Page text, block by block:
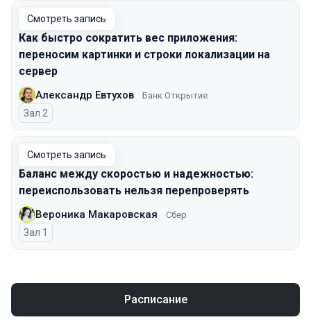
Смотреть запись
Как быстро сократить вес приложения:
переносим картинки и строки локализации на
сервер
Александр Евтухов Банк Открытие
Зал 2
Смотреть запись
Баланс между скоростью и надежностью:
переиспользовать нельзя перепроверять
Вероника Макаровская Сбер
Зал 1
Расписание